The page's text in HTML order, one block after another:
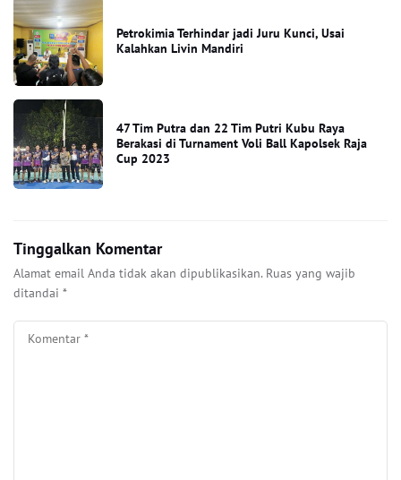
Petrokimia Terhindar jadi Juru Kunci, Usai
Kalahkan Livin Mandiri
47 Tim Putra dan 22 Tim Putri Kubu Raya
Berakasi di Turnament Voli Ball Kapolsek Raja
Cup 2023
Tinggalkan Komentar
Alamat email Anda tidak akan dipublikasikan. Ruas yang wajib
ditandai *